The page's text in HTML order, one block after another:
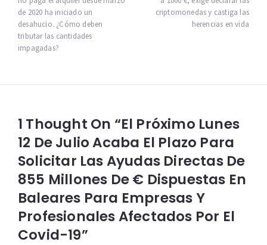
de 2020 ha iniciado un
desahucio. ¿Cómo deben
tributar las cantidades
impagadas?
criptomonedas y castiga las
herencias en vida
1 Thought On “El Próximo Lunes
12 De Julio Acaba El Plazo Para
Solicitar Las Ayudas Directas De
855 Millones De € Dispuestas En
Baleares Para Empresas Y
Profesionales Afectados Por El
Covid-19”